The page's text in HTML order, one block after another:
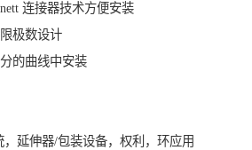
连接器技术方便安装
极数设计
的曲线中安装
延伸器/包装设备，权利，环应用